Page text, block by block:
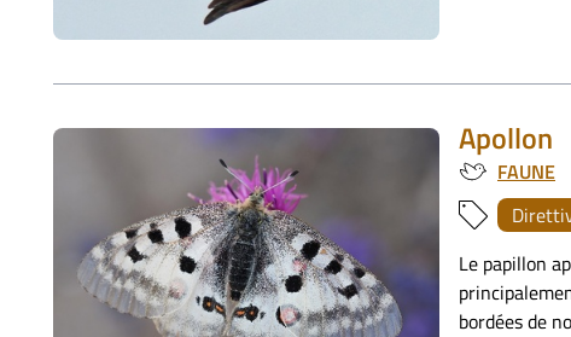
Apollon
FAUNE
Le papillon
bordées de